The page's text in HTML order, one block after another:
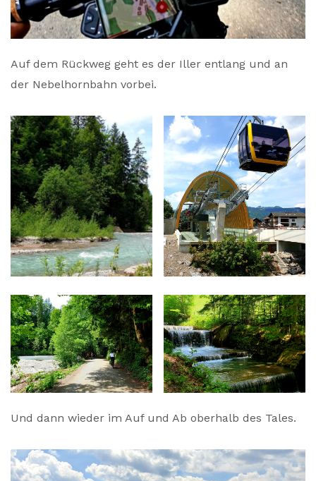
Auf dem Rückweg geht es der Iller entlang und an
der Nebelhornbahn vorbei.
Und dann wieder im Auf und Ab oberhalb des Tales.